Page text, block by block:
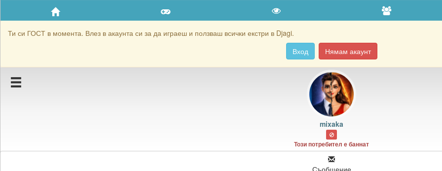
Ти си ГОСТ в момента. Влез в акаунта си за да играеш и ползваш всички екстри в Djagi.
Вход
Нямам акаунт
Приятели
Хронология на игри
mixaka
Този потребител е баннат
Съобщение